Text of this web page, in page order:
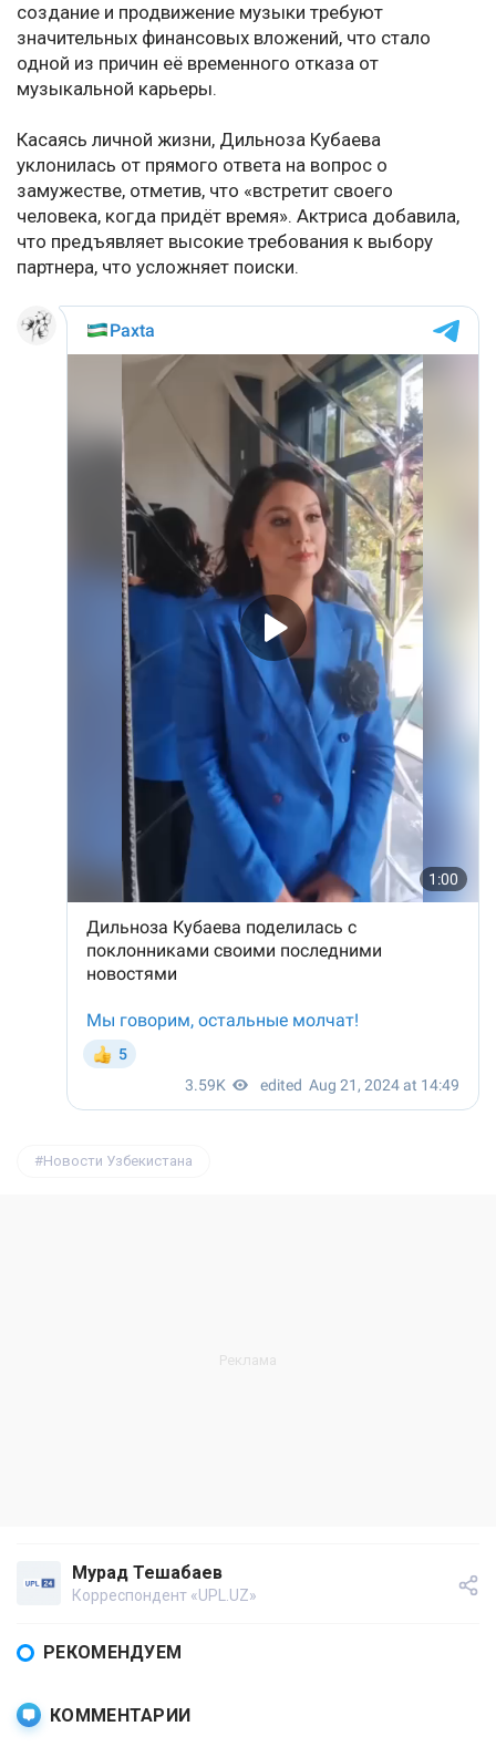
создание и продвижение музыки требуют
значительных финансовых вложений, что стало
одной из причин её временного отказа от
музыкальной карьеры.
Касаясь личной жизни, Дильноза Кубаева
уклонилась от прямого ответа на вопрос о
замужестве, отметив, что «встретит своего
человека, когда придёт время». Актриса добавила,
что предъявляет высокие требования к выбору
партнера, что усложняет поиски.
Новости Узбекистана
Мурад Тешабаев
Корреспондент «UPL.UZ»
РЕКОМЕНДУЕМ
КОММЕНТАРИИ